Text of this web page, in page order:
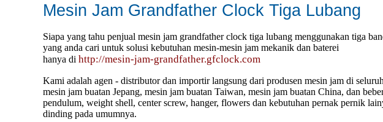
Mesin Jam Grandfather Clock Tiga Lubang
Siapa yang tahu penjual mesin jam grandfather clock tiga lubang menggunakan tiga
yang anda cari untuk solusi kebutuhan mesin-mesin jam mekanik dan baterei
hanya di http://mesin-jam-grandfather.gfclock.com
Kami adalah agen - distributor dan importir langsung dari produsen mesin jam di
mesin jam buatan Jepang, mesin jam buatan Taiwan, mesin jam buatan China, dan
pendulum, weight shell, center screw, hanger, flowers dan kebutuhan pernak pernik
dinding pada umumnya.